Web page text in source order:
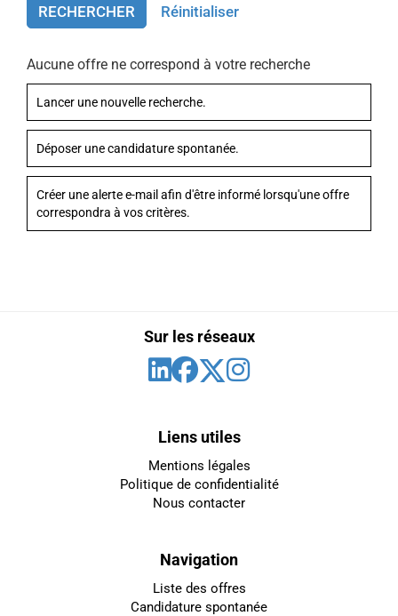
RECHERCHER Réinitialiser
Aucune offre ne correspond à votre recherche
Lancer une nouvelle recherche.
Déposer une candidature spontanée.
Créer une alerte e-mail afin d'être informé lorsqu'une offre
correspondra à vos critères.
Navigation
Liste des offres
Candidature spontanée
Liens utiles
Mentions légales
Politique de confidentialité
Nous contacter
Sur les réseaux